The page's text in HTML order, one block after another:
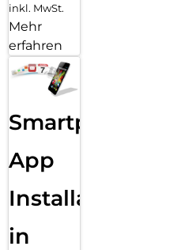
inkl. MwSt.
Mehr
erfahren
Smartphone
App
Installation
in